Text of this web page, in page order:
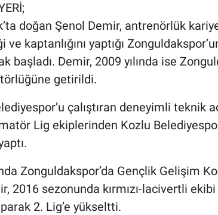
doğan Şenol Demir, antrenörlük
ve kaptanlığını yaptığı
başladı. Demir, 2009 yılında ise
getirildi.
çalıştıran deneyimli teknik
Lig ekiplerinden Kozlu
Zonguldakspor’da Gençlik Gelişim
2016 sezonunda kırmızı-lacivertli
2. Lig’e yükseltti.